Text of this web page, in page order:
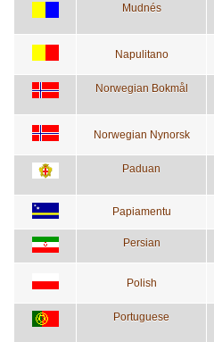
Mudnés
Napulitano
Norwegian Bokmål
Norwegian Nynorsk
Paduan
Papiamentu
Persian
Polish
Portuguese